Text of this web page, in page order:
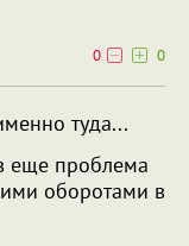
0
0
туда...
еще проблема
оборотами в